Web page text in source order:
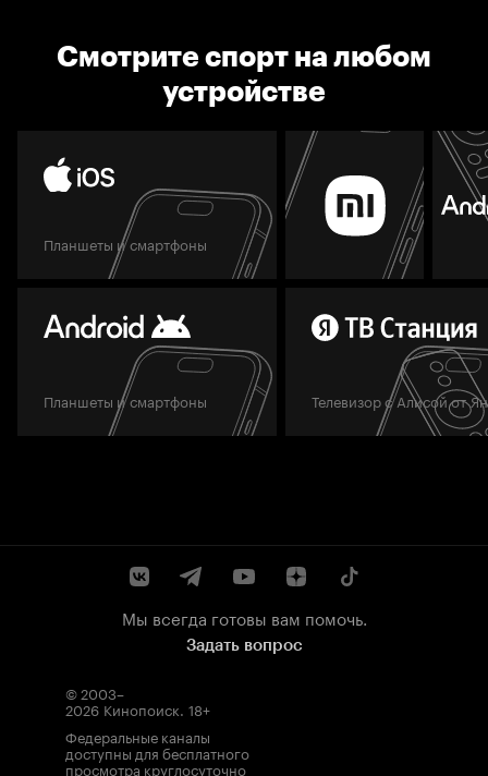
Смотрите спорт на любом
устройстве
Планшеты и смартфоны
Планшеты и смартфоны Телевизор с Алисой от
Мы всегда готовы вам помочь.
Задать вопрос
© 2003–
2026 Кинопоиск. 18+
Федеральные каналы
доступны для бесплатного
просмотра круглосуточно